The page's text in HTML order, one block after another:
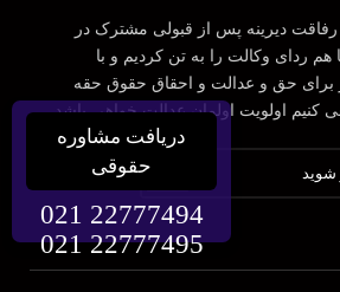
رفاقت دیرینه پس از قبولی مشترک در
ردای وکالت را به تن کردیم و با
برای حق و عدالت و احقاق حقوق حقه
اولویت اولمان عدالت خواهی باشد.
دریافت مشاوره
حقوقی
021 22777494
021 22777495